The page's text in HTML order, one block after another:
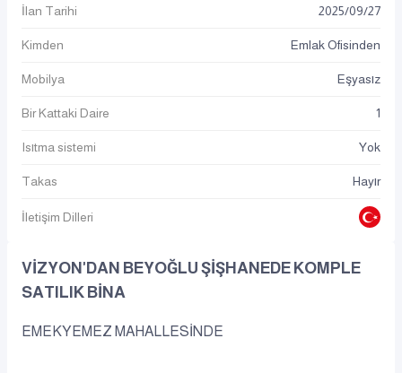
İlan Tarihi 2025/09/27
Kimden Emlak Ofisinden
Mobilya Eşyasız
Bir Kattaki Daire 1
Isıtma sistemi Yok
Takas Hayır
İletişim Dilleri
VİZYON'DAN BEYOĞLU ŞİŞHANEDE KOMPLE
SATILIK BİNA
EMEKYEMEZ MAHALLESİNDE